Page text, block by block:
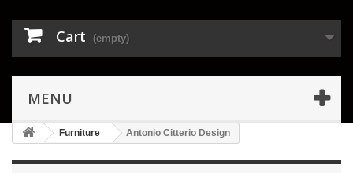
Cart (empty)
MENU
Furniture Antonio Citterio Design